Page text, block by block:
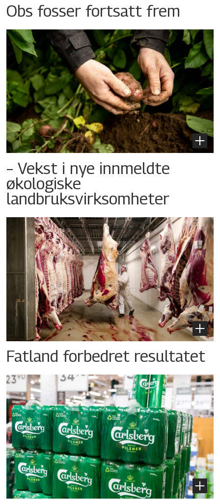
Obs fosser fortsatt frem
– Vekst i nye innmeldte
økologiske
landbruksvirksomheter
Fatland forbedret resultatet